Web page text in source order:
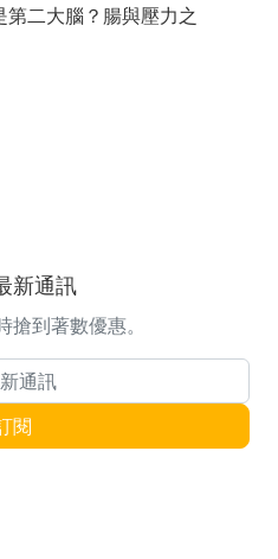
二大腦？腸與壓力之
新通訊
到著數優惠。
閱